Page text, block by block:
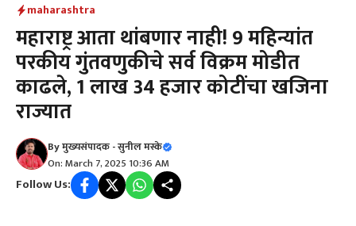
maharashtra
महाराष्ट्र आता थांबणार नाही! 9 महिन्यांत
परकीय गुंतवणुकीचे सर्व विक्रम मोडीत
काढले, 1 लाख 34 हजार कोटींचा खजिना
राज्यात
Byमुख्यसंपादक - सुनील मस्के
On: March 7, 2025 10:36 AM
Follow Us: